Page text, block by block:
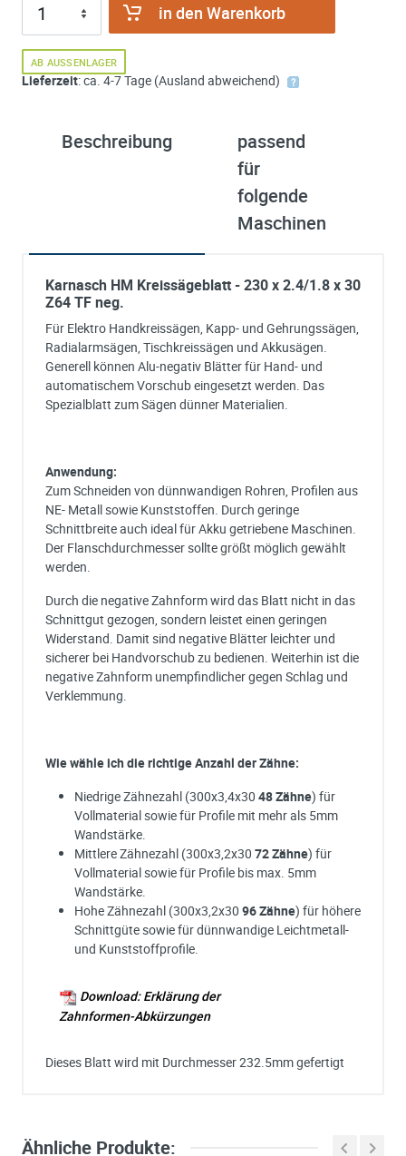
in den Warenkorb
AB AUSSENLAGER
Lieferzeit: ca. 4-7 Tage (Ausland abweichend)
Beschreibung
passend
für
folgende
Maschinen
Karnasch HM Kreissägeblatt - 230 x 2.4/1.8 x 30
Z64 TF neg.
Für Elektro Handkreissägen, Kapp- und Gehrungssägen,
Radialarmsägen, Tischkreissägen und Akkusägen.
Generell können Alu-negativ Blätter für Hand- und
automatischem Vorschub eingesetzt werden. Das
Spezialblatt zum Sägen dünner Materialien.
Anwendung:
Zum Schneiden von dünnwandigen Rohren, Profilen aus
NE- Metall sowie Kunststoffen. Durch geringe
Schnittbreite auch ideal für Akku getriebene Maschinen.
Der Flanschdurchmesser sollte größt möglich gewählt
werden.
Durch die negative Zahnform wird das Blatt nicht in das
Schnittgut gezogen, sondern leistet einen geringen
Widerstand. Damit sind negative Blätter leichter und
sicherer bei Handvorschub zu bedienen. Weiterhin ist die
negative Zahnform unempfindlicher gegen Schlag und
Verklemmung.
Wie wähle ich die richtige Anzahl der Zähne:
Niedrige Zähnezahl (300x3,4x30 48 Zähne) für
Vollmaterial sowie für Profile mit mehr als 5mm
Wandstärke.
Mittlere Zähnezahl (300x3,2x30 72 Zähne) für
Vollmaterial sowie für Profile bis max. 5mm
Wandstärke.
Hohe Zähnezahl (300x3,2x30 96 Zähne) für höhere
Schnittgüte sowie für dünnwandige Leichtmetall-
und Kunststoffprofile.
Download: Erklärung der
Zahnformen-Abkürzungen
Dieses Blatt wird mit Durchmesser 232.5mm gefertigt
GKS85S
Bitte unterbreiten Sie mir ein Angebot:
Bitte teilen Sie uns die gewünschte Menge mit
Ähnliche Produkte: